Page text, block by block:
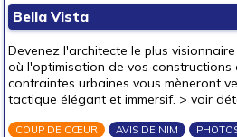
Bella Vista
Devenez l'architecte le plus
où l'optimisation de vos constructions
contraintes urbaines vous mèneront
tactique élégant et immersif. > voir
COUP DE CŒUR AVIS DE NIM